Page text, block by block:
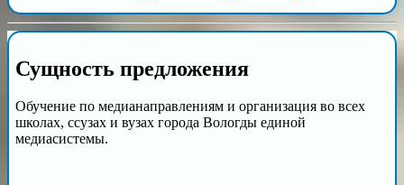
Сущность предложения
Обучение по медианаправлениям и организация во всех
школах, ссузах и вузах города Вологды единой
медиасистемы.